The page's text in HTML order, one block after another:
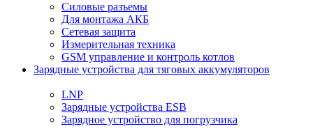
Силовые разъемы
Для монтажа АКБ
Сетевая защита
Измерительная техника
GSM управление и контроль котлов
Зарядные устройства для тяговых аккумуляторов
LNP
Зарядные устройства ESB
Зарядное устройство для погрузчика